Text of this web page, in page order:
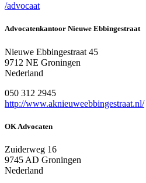
/advocaat
Advocatenkantoor Nieuwe Ebbingestraat
Nieuwe Ebbingestraat 45
9712 NE Groningen
Nederland
050 312 2945
http://www.aknieuweebbingestraat.nl/
OK Advocaten
Zuiderweg 16
9745 AD Groningen
Nederland